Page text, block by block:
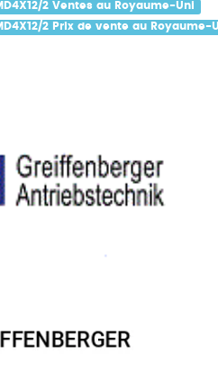
2 Ventes au Royaume-Uni
2 Prix de vente au Royaume-